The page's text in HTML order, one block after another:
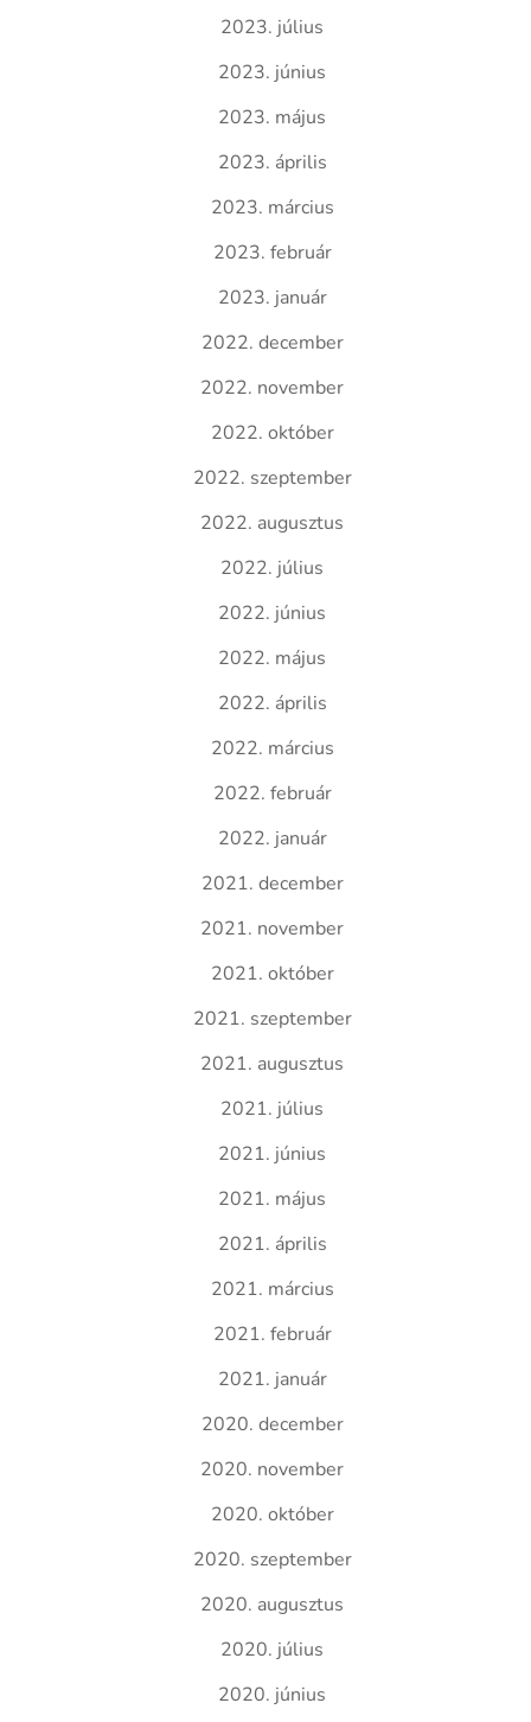
2023. július
2023. június
2023. május
2023. április
2023. március
2023. február
2023. január
2022. december
2022. november
2022. október
2022. szeptember
2022. augusztus
2022. július
2022. június
2022. május
2022. április
2022. március
2022. február
2022. január
2021. december
2021. november
2021. október
2021. szeptember
2021. augusztus
2021. július
2021. június
2021. május
2021. április
2021. március
2021. február
2021. január
2020. december
2020. november
2020. október
2020. szeptember
2020. augusztus
2020. július
2020. június